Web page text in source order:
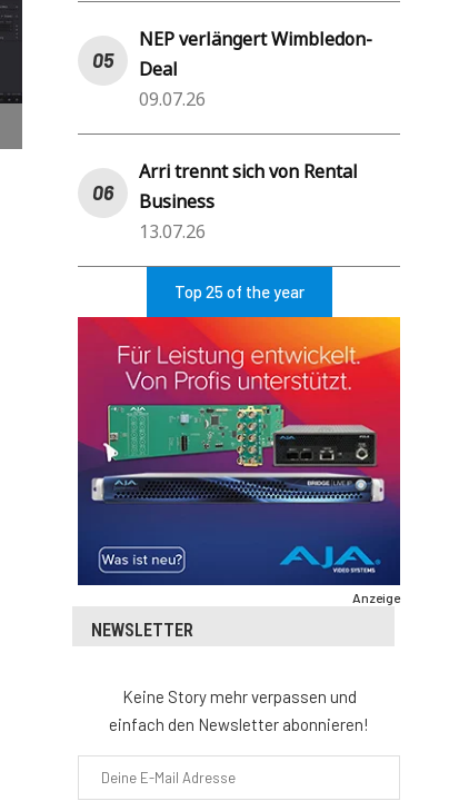
NEP verlängert Wimbledon-
Deal
09.07.26
Arri trennt sich von Rental
Business
13.07.26
Top 25 of the year
Anzeige
NEWSLETTER
Keine Story mehr verpassen und
einfach den Newsletter abonnieren!